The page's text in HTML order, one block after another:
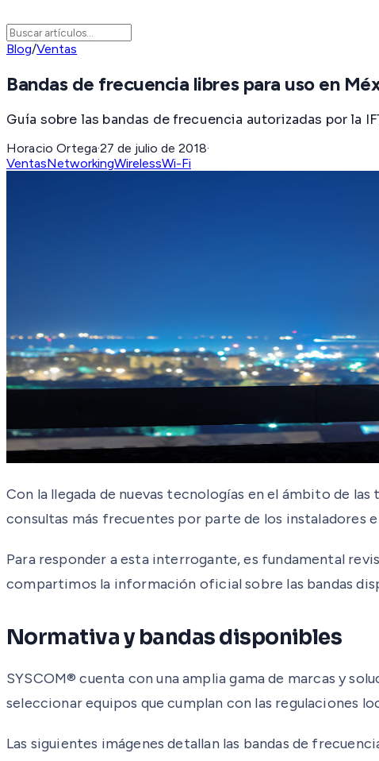
Blog/Ventas
Bandas de frecuencia libres para uso en
Guía sobre las bandas de frecuencia autorizadas por la
Horacio Ortega·27 de julio de 2018·
VentasNetworkingWirelessWi-Fi
Con la llegada de nuevas tecnologías en el ámbito de
consultas más frecuentes por parte de los instaladores
Para responder a esta interrogante, es fundamental
compartimos la información oficial sobre las bandas
Normativa y bandas disponibles
SYSCOM® cuenta con una amplia gama de marcas y
seleccionar equipos que cumplan con las regulaciones
Las siguientes imágenes detallan las bandas de